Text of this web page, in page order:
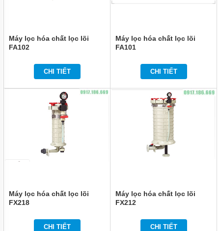
Máy lọc hóa chất lọc lõi
FA102
CHI TIẾT
Máy lọc hóa chất lọc lõi
FA101
CHI TIẾT
Máy lọc hóa chất lọc lõi
FX218
CHI TIẾT
Máy lọc hóa chất lọc lõi
FX212
CHI TIẾT